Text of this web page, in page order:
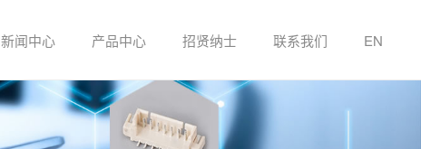
新闻中心 产品中心
贴片系列
插件系列
招贤纳士 联系我们 EN